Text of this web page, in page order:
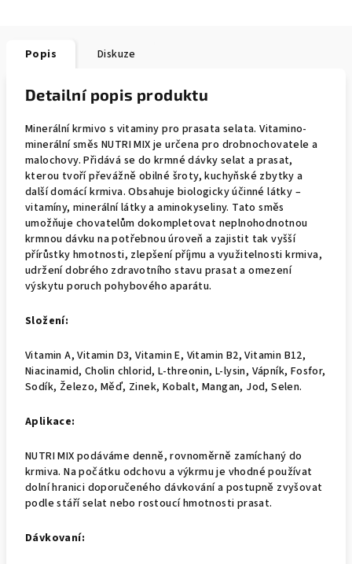
Popis Diskuze
Detailní popis produktu
Minerální krmivo s vitaminy pro prasata selata.Vitamino-
minerální směs NUTRI MIX je určena pro drobnochovatele a
malochovy. Přidává se do krmné dávky selat a prasat,
kterou tvoří převážně obilné šroty, kuchyňské zbytky a
další domácí krmiva. Obsahuje biologicky účinné látky –
vitamíny, minerální látky a aminokyseliny. Tato směs
umožňuje chovatelům dokompletovat neplnohodnotnou
krmnou dávku na potřebnou úroveň a zajistit tak vyšší
přírůstky hmotnosti, zlepšení příjmu a využitelnosti krmiva,
udržení dobrého zdravotního stavu prasat a omezení
výskytu poruch pohybového aparátu.
Složení:
Vitamin A, Vitamin D3, Vitamin E, Vitamin B2, Vitamin B12,
Niacinamid, Cholin chlorid, L-threonin, L-lysin, Vápník, Fosfor,
Sodík, Železo, Měď, Zinek, Kobalt, Mangan, Jod, Selen.
Aplikace:
NUTRI MIX podáváme denně, rovnoměrně zamíchaný do
krmiva. Na počátku odchovu a výkrmu je vhodné používat
dolní hranici doporučeného dávkování a postupně zvyšovat
podle stáří selat nebo rostoucí hmotnosti prasat.
Dávkovaní: